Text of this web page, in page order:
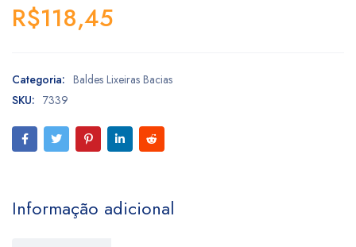
R$118,45
Categoria: Baldes Lixeiras Bacias
SKU: 7339
Informação adicional